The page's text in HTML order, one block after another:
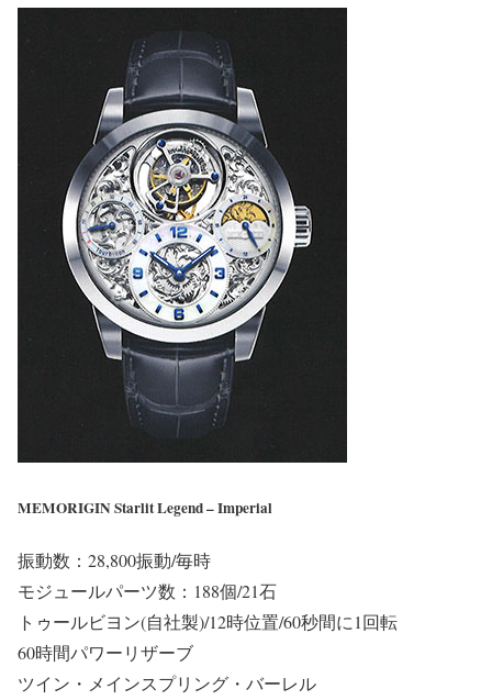
MEMORIGIN Starlit Legend – Imperial
振動数：28,800振動/毎時
モジュールパーツ数：188個/21石
トゥールビヨン(自社製)/12時位置/60秒間に1回転
60時間パワーリザーブ
ツイン・メインスプリング・バーレル